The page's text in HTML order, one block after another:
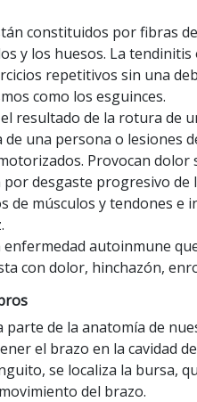
constituidos por fibras
y los huesos. La
repetitivos sin una
como los esguinces.
resultado de la rotura de
una persona o lesiones
Provocan dolor
desgaste progresivo de
de músculos y tendones e
autoinmune
con dolor, hinchazón,
de la anatomía de
el brazo en la cavidad
se localiza la bursa,
del brazo.